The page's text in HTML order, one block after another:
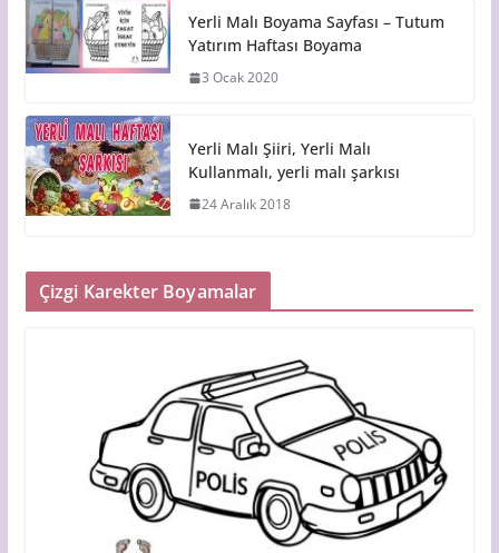
Yerli Malı Boyama Sayfası – Tutum
Yatırım Haftası Boyama
3 Ocak 2020
Yerli Malı Şiiri, Yerli Malı
Kullanmalı, yerli malı şarkısı
24 Aralık 2018
Çizgi Karekter Boyamalar